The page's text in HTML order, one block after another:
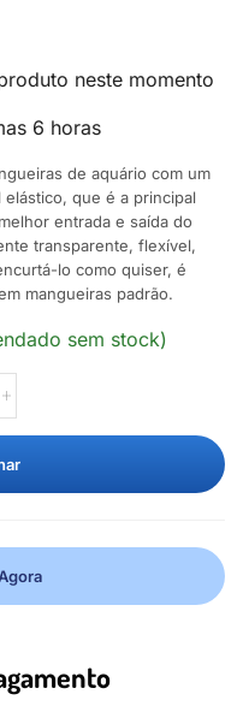
neste momento
6 horas
de aquário com um
que é a principal
entrada e saída do
transparente, flexível,
lo como quiser, é
mangueiras padrão.
sem stock)